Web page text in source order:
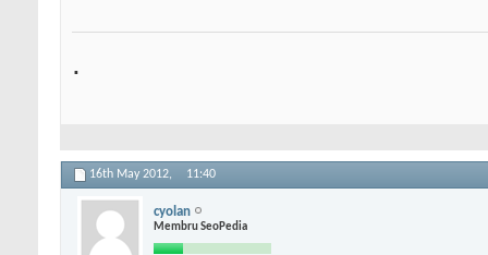
.
16th May 2012, 11:40
cyolan
Membru SeoPedia